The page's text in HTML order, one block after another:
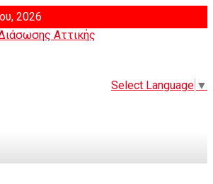
2026
Select Language ▼